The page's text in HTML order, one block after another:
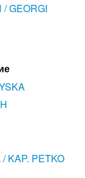
GEORGI
PETKO